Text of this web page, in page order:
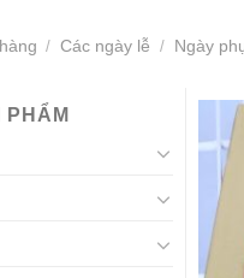
/ Các ngày lễ / Ngày
PHẨM